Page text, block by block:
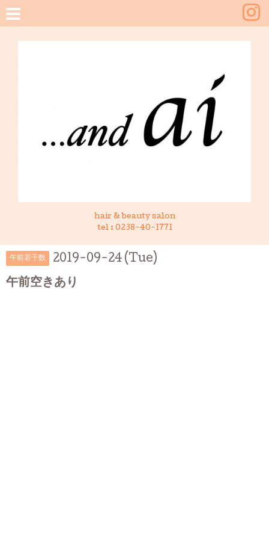
hair & beauty salon
tel : 0238-40-1771
午前若干数 2019-09-24 (Tue)
午前空きあり